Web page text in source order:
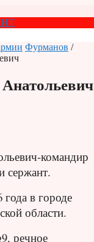
Фурманов /
командир
сержант.
года в городе
области.
речное